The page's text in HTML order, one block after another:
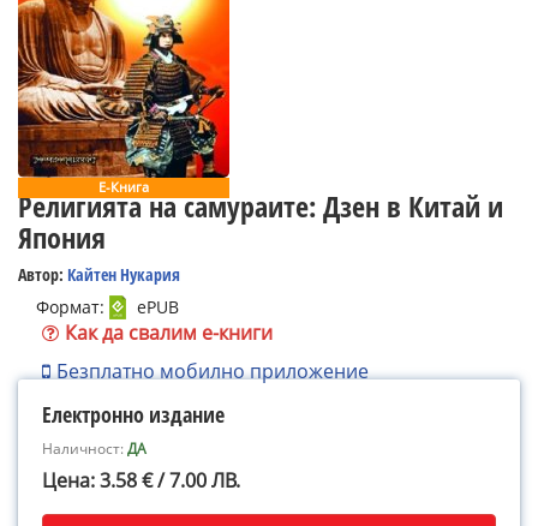
Е-Книга
Религията на самураите: Дзен в Китай и
Япония
Автор: Кайтен Нукария
Формат:
ePUB
Как да свалим е-книги
Безплатно мобилно приложение
Електронно издание
Наличност:ДА
Цена: 3.58 € / 7.00 ЛВ.